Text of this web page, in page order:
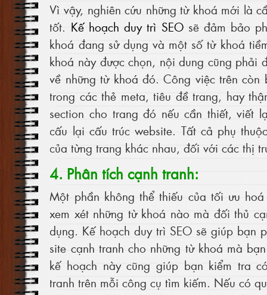
Vì vậy, nghiên cứu những từ khoá mới là
tốt. Kế hoạch duy trì SEOsẽ đảm bảo
khoá đang sử dụng và một số từ khoá
khoá này được chọn, nội dung cũng phải
về những từ khoá đó. Công việc trên
trong các thẻ meta, tiêu đề trang, hay
section cho trang đó nếu cần thiết, viết
cấu lại cấu trúc website. Tất cả phụ
của từng trang khác nhau, đối với các thị
4. Phân tích cạnh tranh:
Một phần không thể thiếu của tối ưu
xem xét những từ khoá nào mà đối thủ
dụng. Kế hoạch duy trì SEO sẽ giúp bạn
site cạnh tranh cho những từ khoá mà
kế hoạch này cũng giúp bạn kiểm tra
tranh trên mỗi công cụ tìm kiếm. Nếu có